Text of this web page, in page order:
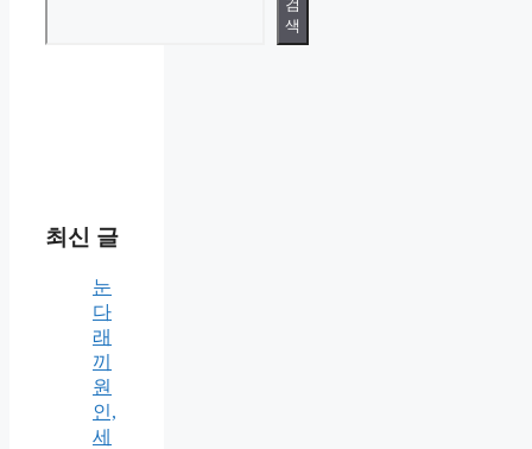
검
색
최신 글
눈
다
래
끼
원
인,
세